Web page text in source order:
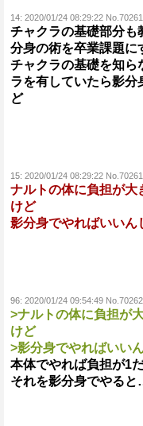
14: 2020/01/24 08:29:22
チャクラの基礎部分も
分身の術を卒業課題に
チャクラの基礎を知ら
ラを有していたら影
ど
15: 2020/01/24 08:29:22
ナルトの体に負担が大
けど
影分身でやればいいん
96: 2020/01/24 09:54:49
>ナルトの体に負担が
けど
>影分身でやればいい
本体でやれば負担が1
それを影分身でやる